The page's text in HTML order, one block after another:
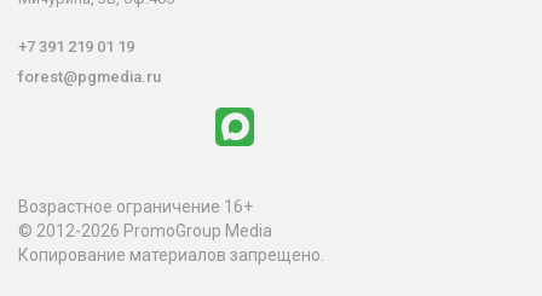
+7 391 219 01 19
forest@pgmedia.ru
Возрастное ограничение 16+
© 2012-2026 PromoGroup Media
Копирование материалов запрещено.